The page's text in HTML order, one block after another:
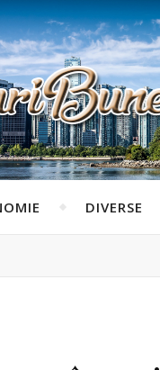
DIVERSE